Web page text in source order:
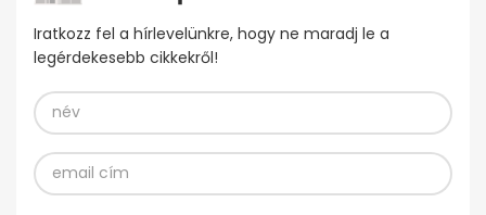
Iratkozz fel a hírlevelünkre, hogy ne maradj le a
legérdekesebb cikkekről!